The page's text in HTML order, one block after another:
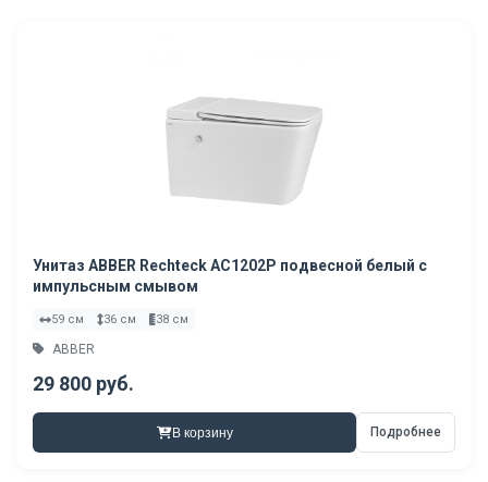
Унитаз ABBER Rechteck AC1202P подвесной белый с
импульсным смывом
59 см 36 см 38 см
ABBER
29 800 руб.
В корзину Подробнее